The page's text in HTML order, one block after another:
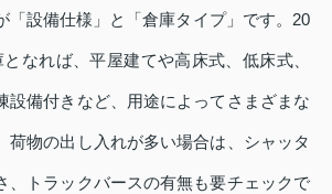
「設備仕様」と「倉庫タイプ」です。20
なれば、平屋建てや高床式、低床式、
設備付きなど、用途によってさまざまな
荷物の出し入れが多い場合は、シャッタ
、トラックバースの有無も要チェックで